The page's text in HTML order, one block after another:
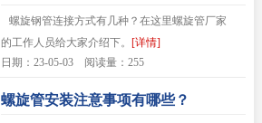
螺旋钢管连接方式有几种？在这里螺旋管厂家
的工作人员给大家介绍下。 [详情]
日期：23-05-03 阅读量：255
螺旋管安装注意事项有哪些？